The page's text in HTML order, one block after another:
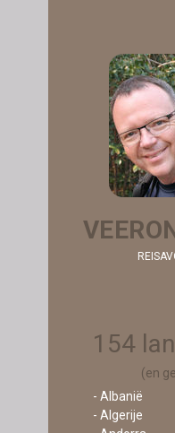
154
(en
- Albanië
- Algerije